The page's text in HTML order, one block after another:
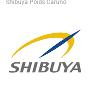
Shibuya Poids Caruno